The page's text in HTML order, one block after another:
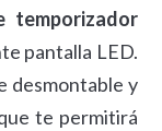
temporizador
pantalla LED.
desmontable y
te permitirá